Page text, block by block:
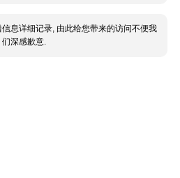
信息详细记录, 由此给您带来的访问不便我
们深感歉意.